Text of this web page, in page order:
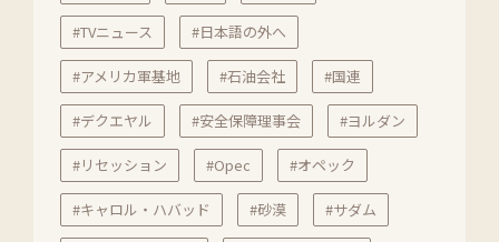
#TVニュース #日本語の外へ
#アメリカ軍基地 #石油会社 #国連
#デクエヤル #安全保障理事会 #ヨルダン
#リセッション #Opec #オペック
#キャロル・ハバッド #砂漠 #サダム